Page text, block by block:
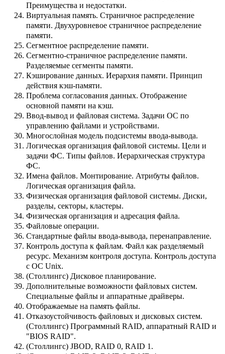
Преимущества и недостатки.
Виртуальная память. Страничное распределение
памяти. Двухуровневое страничное распределение
памяти.
Сегментное распределение памяти.
Сегментно-страничное распределение памяти.
Разделяемые сегменты памяти.
Кэширование данных. Иерархия памяти. Принцип
действия кэш-памяти.
Проблема согласования данных. Отображение
основной памяти на кэш.
Ввод-вывод и файловая система. Задачи ОС по
управлению файлами и устройствами.
Многослойная модель подсистемы ввода-вывода.
Логическая организация файловой системы. Цели и
задачи ФС. Типы файлов. Иерархическая структура
ФС.
Имена файлов. Монтирование. Атрибуты файлов.
Логическая организация файла.
Физическая организация файловой системы. Диски,
разделы, секторы, кластеры.
Физическая организация и адресация файла.
Файловые операции.
Стандартные файлы ввода-вывода, перенаправление.
Контроль доступа к файлам. Файл как разделяемый
ресурс. Механизм контроля доступа. Контроль доступа
с ОС Unix.
(Столлингс) Дисковое планирование.
Дополнительные возможности файловых систем.
Специальные файлы и аппаратные драйверы.
Отображаемые на память файлы.
Отказоустойчивость файловых и дисковых систем.
(Столлингс) Программный RAID, аппаратный RAID и
"BIOS RAID".
(Столлингс) JBOD, RAID 0, RAID 1.